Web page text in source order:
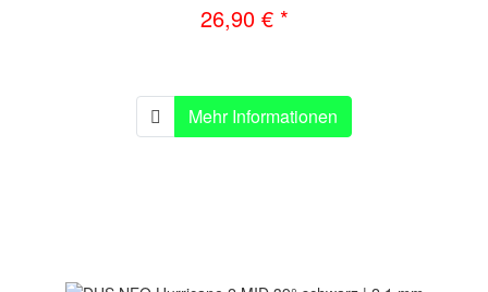
26,90 € *
Mehr Informationen